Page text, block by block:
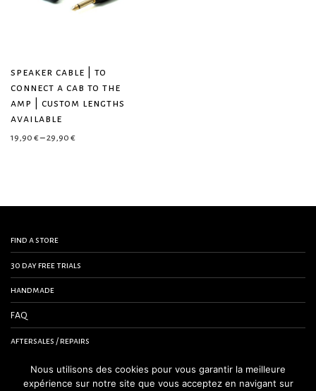
speaker cable | to
connect a cab to the
amp | custom lengths
available
19,90 €–29,90 €Price range: 19,90 € through 29,90 €
find a store
30 day free trials
handmade
FAQ
aftersales / repairs
contact us
Nous utilisons des cookies pour vous garantir la meilleure
expérience sur notre site que vous acceptez en navigant sur